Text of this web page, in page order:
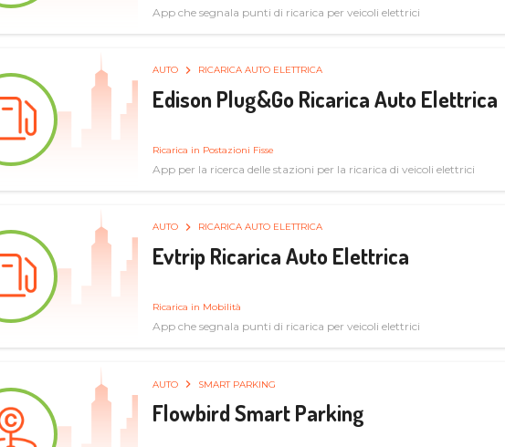
App che segnala punti di ricarica per veicoli elettrici
AUTO RICARICA AUTO ELETTRICA
Edison Plug&Go Ricarica Auto Elettrica
Ricarica in Postazioni Fisse
App per la ricerca delle stazioni per la ricarica di veicoli elettrici
AUTO RICARICA AUTO ELETTRICA
Evtrip Ricarica Auto Elettrica
Ricarica in Mobilità
App che segnala punti di ricarica per veicoli elettrici
AUTO SMART PARKING
Flowbird Smart Parking